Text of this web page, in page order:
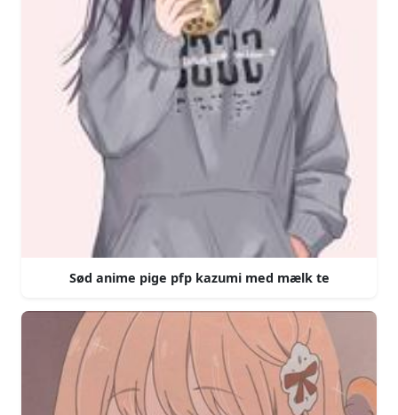
Sød anime pige pfp kazumi med mælk te